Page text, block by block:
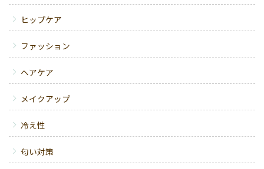
ヒップケア
ファッション
ヘアケア
メイクアップ
冷え性
匂い対策